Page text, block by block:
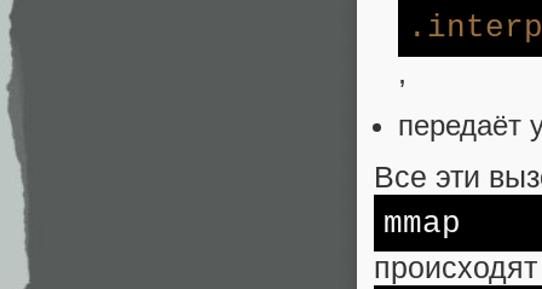
,
передаёт
Все эти
mmap